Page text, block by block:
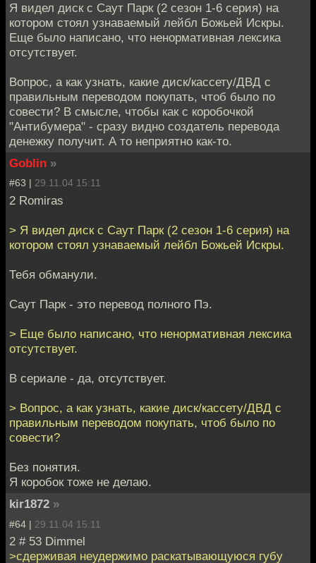
Я видел диск с Саут Парк (2 сезон 1-6 серия) на
котором стоял узнаваемый лейбл Божьей Искры.
Еще было написано, что ненормативная лексика
отсутствует.
Вопрос, а как узнать, какие диск/кассету/ДВД с
правильным переводом покупать, чтоб было по
совести? В смысле, чтобы как с коробочкой
"Антибумера" - сразу видно создатель перевода
денежку получит. А то неприятно как-то.
Goblin »
#63 | 29.11.04 15:11
2 Romiras
> Я видел диск с Саут Парк (2 сезон 1-6 серия) на
котором стоял узнаваемый лейбл Божьей Искры.
Тебя обманули.
Саут Парк - это перевод полного Пэ.
> Еще было написано, что ненормативная лексика
отсутствует.
В сериале - да, отсутствует.
> Вопрос, а как узнать, какие диск/кассету/ДВД с
правильным переводом покупать, чтоб было по
совести?
Без понятия.
Я коробок тоже не делаю.
kir1872 »
#64 | 29.11.04 15:11
2 # 53 Dimmel
>сдерживая неудержимо раскатывающуюся губу